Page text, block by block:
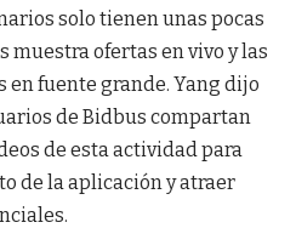
solo tienen unas pocas
muestra ofertas en vivo y las
fuente grande. Yang dijo
de Bidbus compartan
de esta actividad para
de la aplicación y atraer